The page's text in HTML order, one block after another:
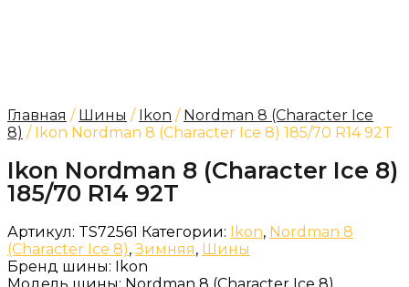
Главная / Шины / Ikon / Nordman 8 (Character Ice
8) / Ikon Nordman 8 (Character Ice 8) 185/70 R14 92T
Ikon Nordman 8 (Character Ice 8)
185/70 R14 92T
Артикул: TS72561 Категории: Ikon, Nordman 8
(Character Ice 8),Зимняя, Шины
Бренд шины: Ikon